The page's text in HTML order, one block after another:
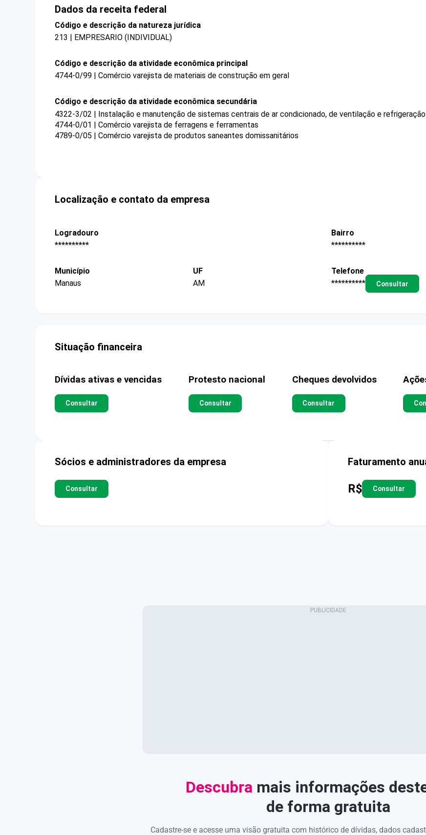
Dados da receita federal
Código e descrição da natureza jurídica
213 | EMPRESARIO (INDIVIDUAL)
Código e descrição da atividade econômica principal
4744-0/99 | Comércio varejista de materiais de construção em geral
Código e descrição da atividade econômica secundária
4322-3/02 | Instalação e manutenção de sistemas centrais de ar condicionado, de ventilação e refrigeração
4744-0/01 | Comércio varejista de ferragens e ferramentas
4789-0/05 | Comércio varejista de produtos saneantes domissanitários
Localização e contato da empresa
Logradouro
**********
Bairro
**********
Município
Manaus
UF
AM
Telefone
**********
Consultar
Situação financeira
Dívidas ativas e vencidas
Consultar
Protesto nacional
Consultar
Cheques devolvidos
Consultar
Sócios e administradores da empresa
Consultar
Faturamento
R$ Consultar
Descubra mais informações
de forma gratuita
Cadastre-se e acesse uma visão gratuita com histórico de dívidas, dados